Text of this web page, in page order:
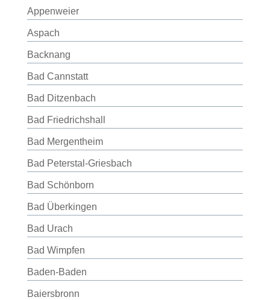
Appenweier
Aspach
Backnang
Bad Cannstatt
Bad Ditzenbach
Bad Friedrichshall
Bad Mergentheim
Bad Peterstal-Griesbach
Bad Schönborn
Bad Überkingen
Bad Urach
Bad Wimpfen
Baden-Baden
Baiersbronn